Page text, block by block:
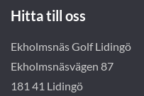
Hitta till oss
Ekholmsnäs Golf Lidingö
Ekholmsnäsvägen 87
181 41 Lidingö